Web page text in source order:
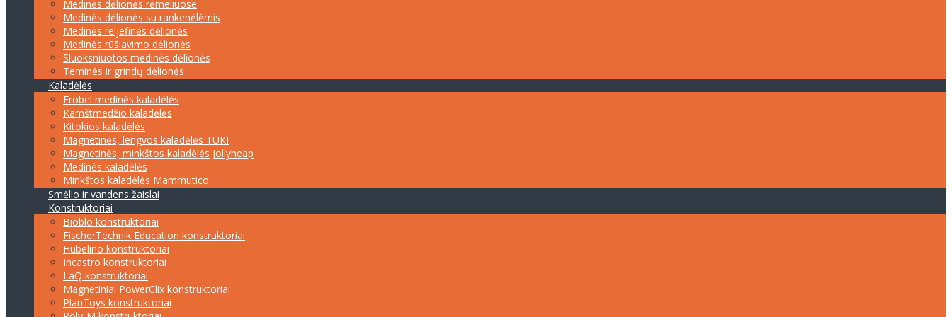
Medinės dėlionės rėmeliuose
Medinės dėlionės su rankenėlėmis
Medinės reljefinės dėlionės
Medinės rūšiavimo dėlionės
Sluoksniuotos medinės dėlionės
Teminės ir grindų dėlionės
Kaladėlės
Frobel medinės kaladėlės
Kamštmedžio kaladėlės
Kitokios kaladėlės
Magnetinės, lengvos kaladėlės TUKI
Magnetinės, minkštos kaladėlės Jollyheap
Medinės kaladėlės
Minkštos kaladėlės Mammutico
Smėlio ir vandens žaislai
Konstruktoriai
Bioblo konstruktoriai
FischerTechnik Education konstruktoriai
Hubelino konstruktoriai
Incastro konstruktoriai
LaQ konstruktoriai
Magnetiniai PowerClix konstruktoriai
PlanToys konstruktoriai